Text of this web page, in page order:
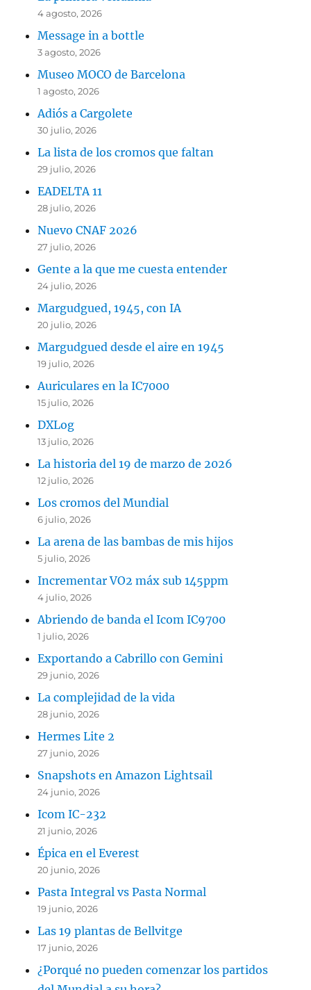
4 agosto, 2026
Message in a bottle
3 agosto, 2026
Museo MOCO de Barcelona
1 agosto, 2026
Adiós a Cargolete
30 julio, 2026
La lista de los cromos que faltan
29 julio, 2026
EADELTA 11
28 julio, 2026
Nuevo CNAF 2026
27 julio, 2026
Gente a la que me cuesta entender
24 julio, 2026
Margudgued, 1945, con IA
20 julio, 2026
Margudgued desde el aire en 1945
19 julio, 2026
Auriculares en la IC7000
15 julio, 2026
DXLog
13 julio, 2026
La historia del 19 de marzo de 2026
12 julio, 2026
Los cromos del Mundial
6 julio, 2026
La arena de las bambas de mis hijos
5 julio, 2026
Incrementar VO2 máx sub 145ppm
4 julio, 2026
Abriendo de banda el Icom IC9700
1 julio, 2026
Exportando a Cabrillo con Gemini
29 junio, 2026
La complejidad de la vida
28 junio, 2026
Hermes Lite 2
27 junio, 2026
Snapshots en Amazon Lightsail
24 junio, 2026
Icom IC-232
21 junio, 2026
Épica en el Everest
20 junio, 2026
Pasta Integral vs Pasta Normal
19 junio, 2026
Las 19 plantas de Bellvitge
17 junio, 2026
¿Porqué no pueden comenzar los partidos